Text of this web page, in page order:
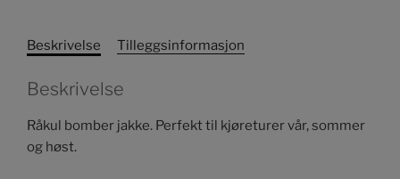
antall
Beskrivelse Tilleggsinformasjon
Beskrivelse
Råkul bomber jakke. Perfekt til kjøreturer vår, sommer
og høst.